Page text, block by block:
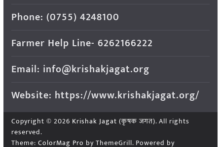
Phone: (0755) 4248100
Farmer Help Line- 6262166222
Email: info@krishakjagat.org
Website: https://www.krishakjagat.org/
Copyright © 2026 Krishak Jagat (कृषक जगत). All rights
reserved.
Theme: ColorMag Pro by ThemeGrill. Powered by